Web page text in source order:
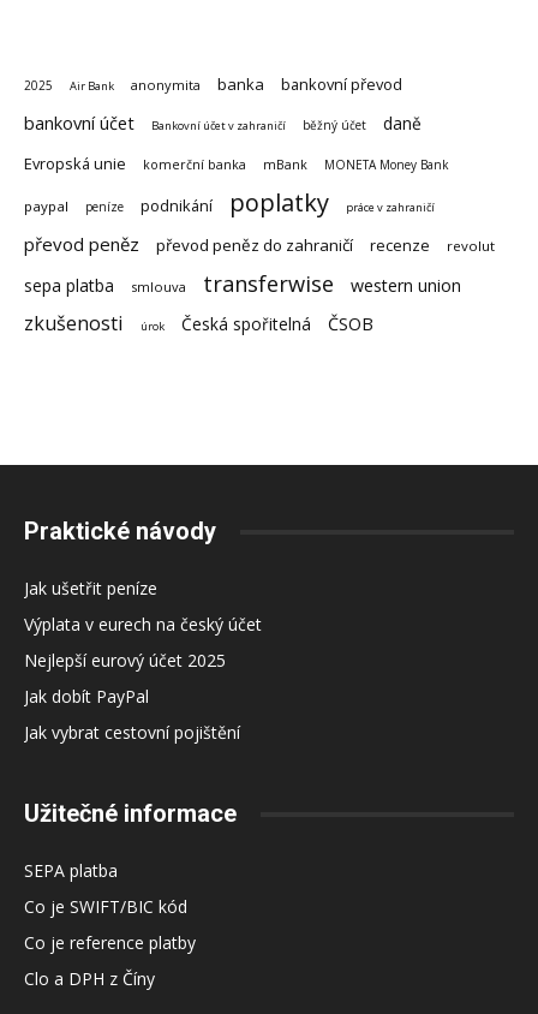
2025 Air Bank anonymita banka bankovní převod
bankovní účet Bankovní účet v zahraničí běžný účet daně
Evropská unie komerční banka mBank MONETA Money Bank
paypal peníze podnikání poplatky práce v zahraničí
převod peněz převod peněz do zahraničí recenze revolut
sepa platba smlouva transferwise western union
zkušenosti úrok Česká spořitelná ČSOB
Praktické návody
Jak ušetřit peníze
Výplata v eurech na český účet
Nejlepší eurový účet 2025
Jak dobít PayPal
Jak vybrat cestovní pojištění
Užitečné informace
SEPA platba
Co je SWIFT/BIC kód
Co je reference platby
Clo a DPH z Číny